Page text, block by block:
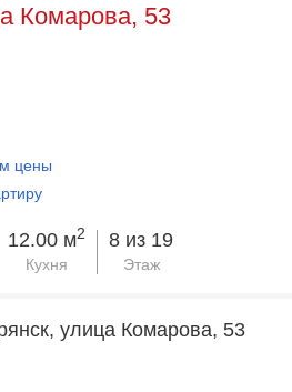
Комарова, 53
цены
12.00 м2
Кухня
8 из 19
Этаж
улица Комарова, 53